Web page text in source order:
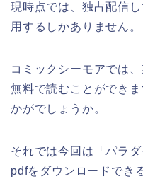
現時点では、独占配信
用するしかありません。
コミックシーモアでは
無料で読むことができ
かがでしょうか。
それでは今回は「パラ
pdfをダウンロードでき